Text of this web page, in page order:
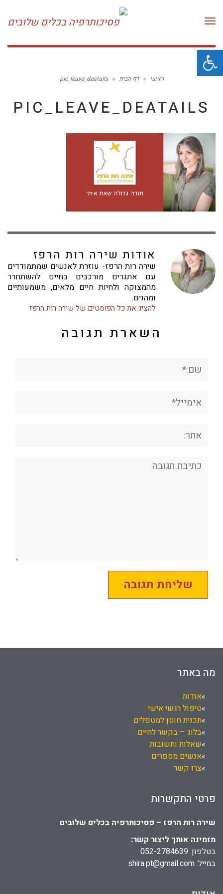
פתח סרגל נגישות
תפריט
ראשי » דף הבית »
pic_leave_deatails
PIC_LEAVE_DEATAILS
אודות שירה רות הרפז
שירה רות הרפז- עוזרת לאנשים שמתמודדים
עם אתגרים מורכבים בחיים להשתחרר
מהמצוקה ולחיות חיים מלאים, משמעותיים
ומהנים.
להציג את כל הפוסטים של שירה רות הרפז
השארת תגובה
אימייל*
תגובה:
מה באתר
אודות
טיפול רגשי אישי
תכנית חוסן למטפלים
בלוג – בקשר לחיים
שאלות ותשובות
אנשים מספרים
צרו קשר
פרטי התקשרות
שירה רות הרפז – פסיכותרפיה בכלים שלובים
מזמינה אותך ליצור קשר:
בטלפון: 052-2784639
במייל: shira.pt@gmail.com